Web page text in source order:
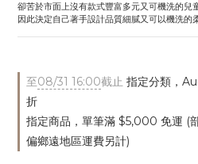
卻苦於市面上沒有款式豐富多元又可機洗的兒
因此決定自己著手設計品質細膩又可以機洗的
至08/31 16:00截止 指定分類，
折
指定商品，單筆滿 $5,000 免運 (
偏鄉遠地區運費另計)